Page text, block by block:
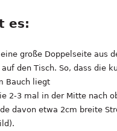
es:
große Doppelseite aus
den Tisch. So, dass die
Bauch liegt
2-3 mal in der Mitte nach
davon etwa 2cm breite